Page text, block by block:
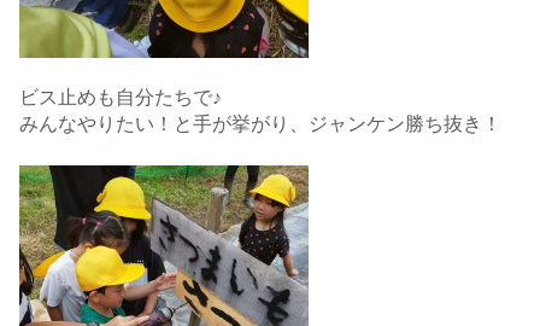
ビス止めも自分たちで♪
みんなやりたい！と手が挙がり、ジャンケン勝ち抜き！